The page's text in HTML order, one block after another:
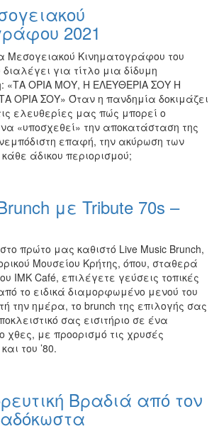
2021
Μεσογειακού Κινηματογράφου του
για τίτλο μια δίδυμη
«ΤΑ ΟΡΙΑ ΜΟΥ, Η ΕΛΕΥΘΕΡΙΑ ΣΟΥ Η
ΟΡΙΑ ΣΟΥ» Όταν η πανδημία δοκιμάζει
ελευθερίες μας πώς μπορεί ο
«υποσχεθεί» την αποκατάσταση της
επαφή, την ακύρωση των
άδικου περιορισμού;
με Tribute 70s –
πρώτο μας καθιστό Live Music Brunch,
Μουσείου Κρήτης, όπου, σταθερά
ΙΜΚ Café, επιλέγετε γεύσεις τοπικές
το ειδικά διαμορφωμένο μενού του
την ημέρα, το brunch της επιλογής σας
σας εισιτήριο σε ένα
χθες, με προορισμό τις χρυσές
του ’80.
Βραδιά από τον